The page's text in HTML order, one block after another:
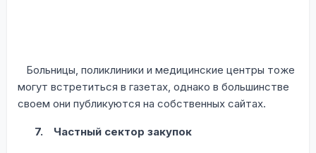
Больницы, поликлиники и медицинские центры тоже
могут встретиться в газетах, однако в большинстве
своем они публикуются на собственных сайтах.
7. Частный сектор закупок